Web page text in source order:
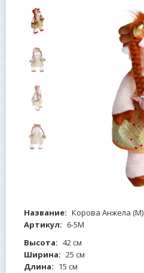
Название: Корова Анжела (М)
Артикул: 6-5М
Высота: 42 см
Ширина: 25 см
Длина: 15 см